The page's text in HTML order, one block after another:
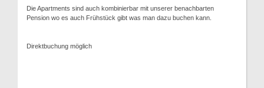
Die Apartments sind auch kombinierbar mit unserer benachbarten
Pension wo es auch Frühstück gibt was man dazu buchen kann.
Direktbuchung möglich